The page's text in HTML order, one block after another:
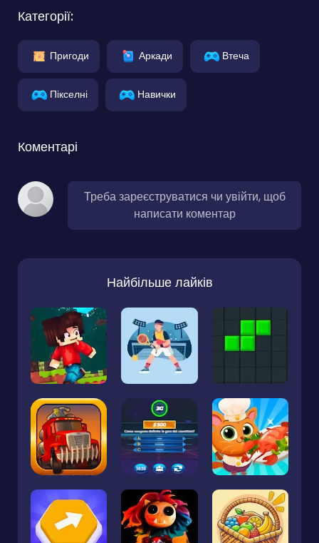
Категорії:
Пригоди Аркади Втеча
Пікселні Навички
Коментарі
Треба зареєструватися чи увійти, щоб
написати коментар
Найбільше лайків